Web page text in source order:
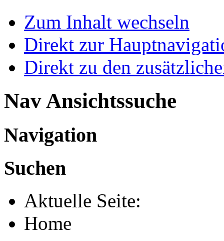
Zum Inhalt wechseln
Direkt zur
Direkt zu den
Nav Ansichtssuche
Navigation
Suchen
Aktuelle Seite:
Home